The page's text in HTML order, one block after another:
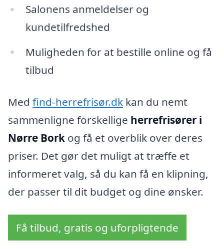
Salonens anmeldelser og
kundetilfredshed
Muligheden for at bestille online og få
tilbud
Med find-herrefrisør.dk kan du nemt
sammenligne forskellige herrefrisører i
Nørre Bork og få et overblik over deres
priser. Det gør det muligt at træffe et
informeret valg, så du kan få en klipning,
der passer til dit budget og dine ønsker.
Få tilbud, gratis og uforpligtende